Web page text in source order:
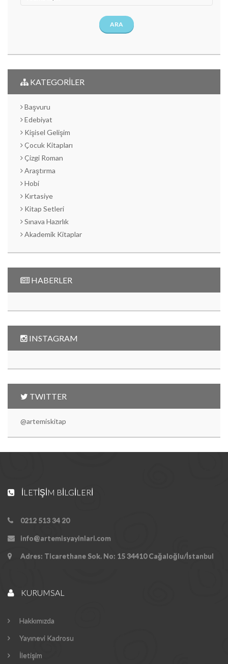
ARA
KATEGORİLER
Başvuru
Edebiyat
Kişisel Gelişim
Çocuk Kitapları
Çizgi Roman
Araştırma
Hobi
Kırtasiye
Kitap Setleri
Sınava Hazırlık
Akademik Kitaplar
HABERLER
INSTAGRAM
TWITTER
@artemiskitap
İLETIŞIM BILGILERI
0212 513 34 20
info@artemisyayinlari.com
Adres: Ticarethane Sok. No: 15 34410 Cağaloğlu/İstanbul
KURUMSAL
Hakkımızda
Yayınevi Kadrosu
İletişim